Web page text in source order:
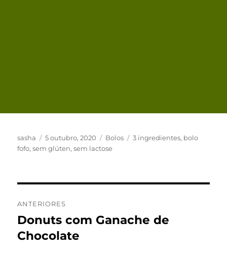
Autor
sasha
Publicado
em
5 outubro, 2020 Categorias
Bolos Tags
3 ingredientes, bolo
fofo,sem glúten,sem lactose
de
Post
ANTERIORES
Post
anterior:
Donuts com Ganache de
Chocolate